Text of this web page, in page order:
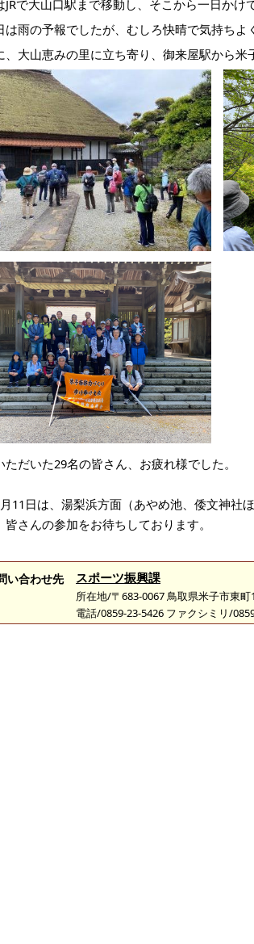
JRで大山口駅まで移動し、そこから一日かけ
は雨の予報でしたが、むしろ快晴で気持ちよ
、大山恵みの里に立ち寄り、御来屋駅から
ただいた29名の皆さん、お疲れ様でした。
11日は、湯梨浜方面（あやめ池、倭文神社
皆さんの参加をお待ちしております。
い合わせ先 スポーツ振興課
所在地/〒683-0067 鳥取県米子市東町
電話/0859-23-5426 ファクシミリ/